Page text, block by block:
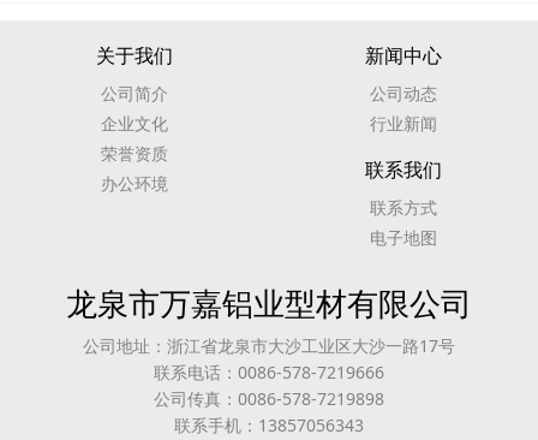
关于我们
公司简介
企业文化
荣誉资质
办公环境
新闻中心
公司动态
行业新闻
联系我们
联系方式
电子地图
龙泉市万嘉铝业型材有限公司
公司地址：浙江省龙泉市大沙工业区大沙一路17号
联系电话：0086-578-7219666
公司传真：0086-578-7219898
联系手机：13857056343